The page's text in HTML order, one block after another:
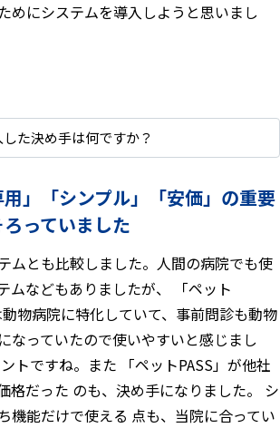
めにシステムを導入しようと思いまし
た決め手は何ですか？
用」「シンプル」「安価」の重要
っていました
ムとも比較しました。人間の病院でも使
ムなどもありましたが、 「ペット
物病院に特化していて、事前問診も動物
なっていたので使いやすいと感じまし
トですね。また 「ペットPASS」が他社
格だった のも、決め手になりました。 シ
機能だけで使える 点も、当院に合ってい